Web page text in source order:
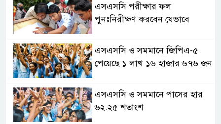
এসএসসি পরীক্ষার ফল
পুনঃনিরীক্ষণ করবেন যেভাবে
এসএসসি ও সমমানে জিপিএ-৫
পেয়েছে ১ লাখ ১৬ হাজার ৬৭৬ জন
এসএসসি ও সমমানে পাসের হার
৬২.২৫ শতাংশ